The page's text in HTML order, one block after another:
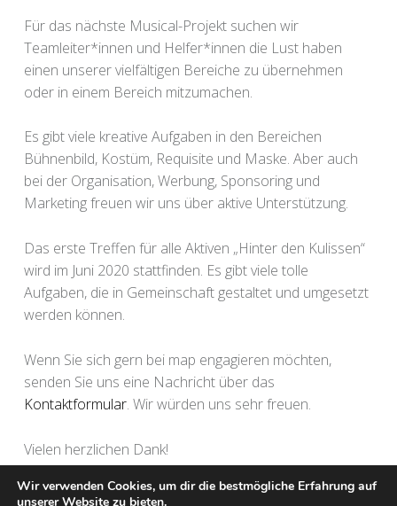
Für das nächste Musical-Projekt suchen wir
Teamleiter*innen und Helfer*innen die Lust haben
einen unserer vielfältigen Bereiche zu übernehmen
oder in einem Bereich mitzumachen.
Es gibt viele kreative Aufgaben in den Bereichen
Bühnenbild, Kostüm, Requisite und Maske. Aber auch
bei der Organisation, Werbung, Sponsoring und
Marketing freuen wir uns über aktive Unterstützung.
Das erste Treffen für alle Aktiven „Hinter den Kulissen“
wird im Juni 2020 stattfinden. Es gibt viele tolle
Aufgaben, die in Gemeinschaft gestaltet und umgesetzt
werden können.
Wenn Sie sich gern bei map engagieren möchten,
senden Sie uns eine Nachricht über das
Kontaktformular. Wir würden uns sehr freuen.
Vielen herzlichen Dank!
Wir verwenden Cookies, um dir die bestmögliche Erfahrung auf
unserer Website zu bieten.